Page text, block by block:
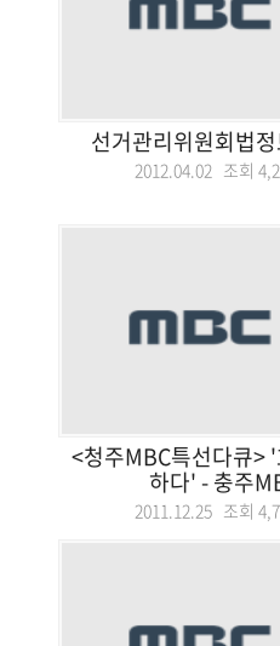
선거관리위원회법
2012.04.02 조회
<청주MBC특선다큐>
하다' - 충주
2011.12.25 조회